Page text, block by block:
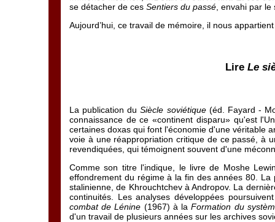
se détacher de ces Sentiers du passé , envahi par
Aujourd’hui, ce travail de mémoire, il nous
Lire Le
La publication duSiècle soviétique(éd. Fayard -
connaissance de ce «continent disparu» qu'est
certaines doxas qui font l'économie d'une véritable
voie à une réappropriation critique de ce passé, à
revendiquées, qui témoignent souvent d'une
Comme son titre l'indique, le livre de Moshe
effondrement du régime à la fin des années 80.
stalinienne, de Khrouchtchev à Andropov. La
continuités. Les analyses développées
combat de Lénine (1967) à laFormation du
d'un travail de plusieurs années sur les archives